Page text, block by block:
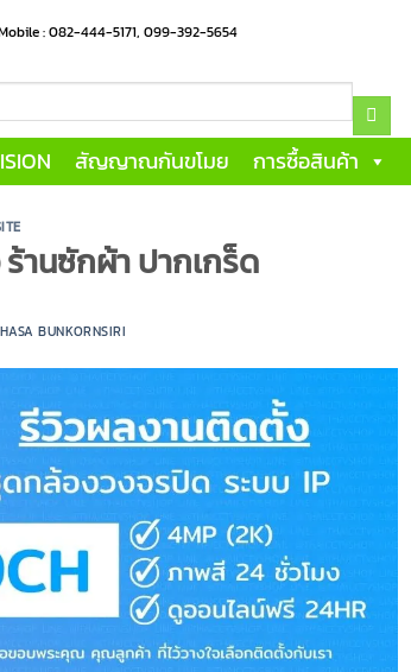
: 082-444-5171, 099-392-5654
สัญญาณกันขโมย การซื้อสินค้า
านซักผ้า ปากเกร็ด
BUNKORNSIRI